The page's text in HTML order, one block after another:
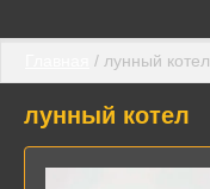
/ лунный котел
лунный котел